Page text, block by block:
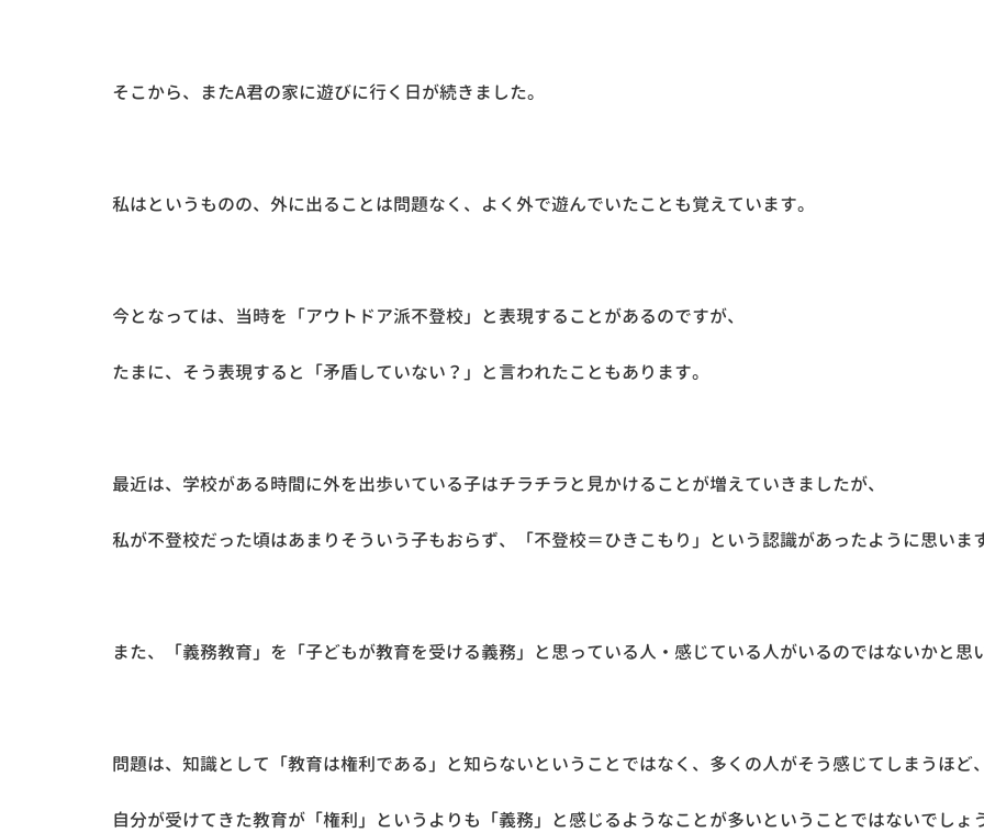
そこから、またA君の家に遊びに行く日が続きました。
私はというものの、外に出ることは問題なく、よく外で遊んでいたことも覚えています。
今となっては、当時を「アウトドア派不登校」と表現することがあるのですが、
たまに、そう表現すると「矛盾していない？」と言われたこともあります。
最近は、学校がある時間に外を出歩いている子はチラチラと見かけることが増えていきましたが、
私が不登校だった頃はあまりそういう子もおらず、「不登校＝ひきこもり」という認識があったように思います
また、「義務教育」を「子どもが教育を受ける義務」と思っている人・感じている人がいるのではないかと思
問題は、知識として「教育は権利である」と知らないということではなく、多くの人がそう感じてしまうほど、
自分が受けてきた教育が「権利」というよりも「義務」と感じるようなことが多いということではないでしょ